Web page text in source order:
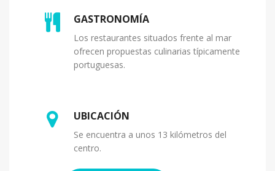
GASTRONOMÍA
Los restaurantes situados frente al mar
ofrecen propuestas culinarias típicamente
portuguesas.
UBICACIÓN
Se encuentra a unos 13 kilómetros del
centro.